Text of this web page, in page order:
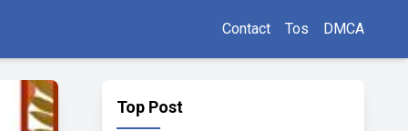
Contact Tos DMCA
Top Post